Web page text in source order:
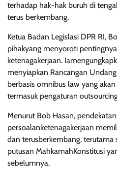
terhadap hak-hak buruh di
terus berkembang.
Ketua Badan Legislasi DPR RI,
pihakyang menyoroti
ketenagakerjaan.
menyiapkan Rancangan
berbasis omnibus law yang
termasuk pengaturan
Menurut Bob Hasan,
persoalanketenagakerjaan
dan terusberkembang, terutama
putusan MahkamahKonstitusi
sebelumnya.